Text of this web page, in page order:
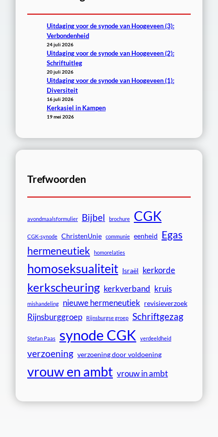
Uitdaging voor de synode van Hoogeveen (3):
Verbondenheid
24 juli 2026
Uitdaging voor de synode van Hoogeveen (2):
Schriftuitleg
20 juli 2026
Uitdaging voor de synode van Hoogeveen (1):
Diversiteit
16 juli 2026
Kerkasiel in Kampen
19 mei 2026
Trefwoorden
avondmaalsformulier Bijbel brochure CGK
CGK-synode ChristenUnie communie eenheid Egas
hermeneutiek
homorelaties
homoseksualiteit Israël kerkorde
kerkscheuring kerkverband kruis
mishandeling nieuwe hermeneutiek revisieverzoek
Rijnsburggroep Rijnsburgse groep Schriftgezag
Stefan Paas synode CGK verdeeldheid
verzoening verzoening door voldoening
vrouw en ambt vrouw in ambt